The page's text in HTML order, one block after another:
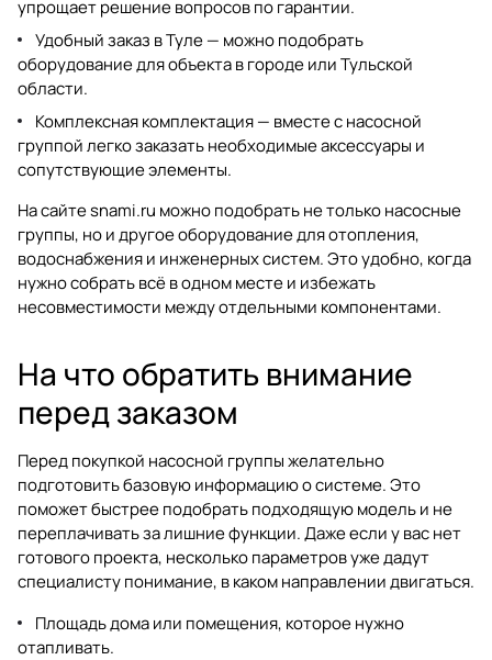
упрощает решение вопросов по гарантии.
Удобный заказ в Туле — можно подобрать
оборудование для объекта в городе или Тульской
области.
Комплексная комплектация — вместе с насосной
группой легко заказать необходимые аксессуары и
сопутствующие элементы.
На сайтеsnami.ru можно подобрать не только насосные
группы, но и другое оборудование для отопления,
водоснабжения и инженерных систем. Это удобно, когда
нужно собрать всё в одном месте и избежать
несовместимости между отдельными компонентами.
На что обратить внимание
перед заказом
Перед покупкой насосной группы желательно
подготовить базовую информацию о системе. Это
поможет быстрее подобрать подходящую модель и не
переплачивать за лишние функции. Даже если у вас нет
готового проекта, несколько параметров уже дадут
специалисту понимание, в каком направлении двигаться.
Площадь дома или помещения, которое нужно
отапливать.